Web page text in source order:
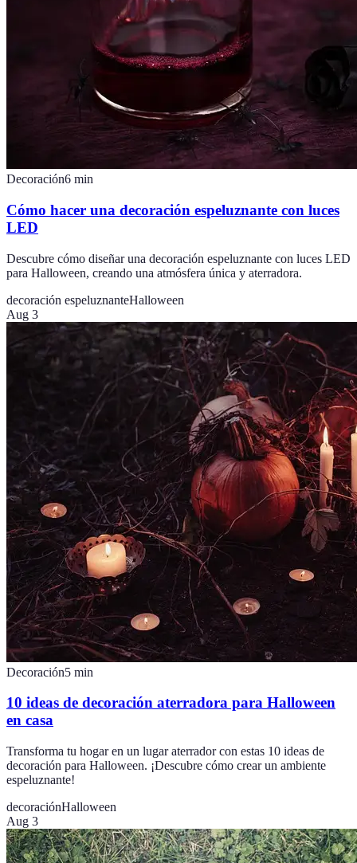
Decoración6 min
Cómo hacer una decoración espeluznante con luces
LED
Descubre cómo diseñar una decoración espeluznante con luces LED
para Halloween, creando una atmósfera única y aterradora.
decoración espeluznanteHalloween
Aug 3
Decoración5 min
10 ideas de decoración aterradora para Halloween
en casa
Transforma tu hogar en un lugar aterrador con estas 10 ideas de
decoración para Halloween. ¡Descubre cómo crear un ambiente
espeluznante!
decoraciónHalloween
Aug 3